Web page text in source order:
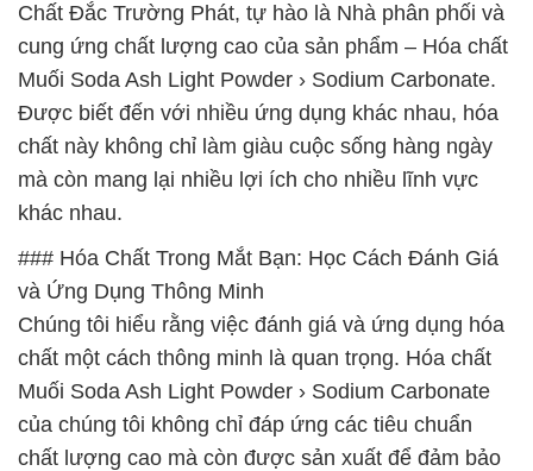
Chất Đắc Trường Phát, tự hào là Nhà phân phối và
cung ứng chất lượng cao của sản phẩm – Hóa chất
Muối Soda Ash Light Powder › Sodium Carbonate.
Được biết đến với nhiều ứng dụng khác nhau, hóa
chất này không chỉ làm giàu cuộc sống hàng ngày
mà còn mang lại nhiều lợi ích cho nhiều lĩnh vực
khác nhau.
### Hóa Chất Trong Mắt Bạn: Học Cách Đánh Giá
và Ứng Dụng Thông Minh
Chúng tôi hiểu rằng việc đánh giá và ứng dụng hóa
chất một cách thông minh là quan trọng. Hóa chất
Muối Soda Ash Light Powder › Sodium Carbonate
của chúng tôi không chỉ đáp ứng các tiêu chuẩn
chất lượng cao mà còn được sản xuất để đảm bảo